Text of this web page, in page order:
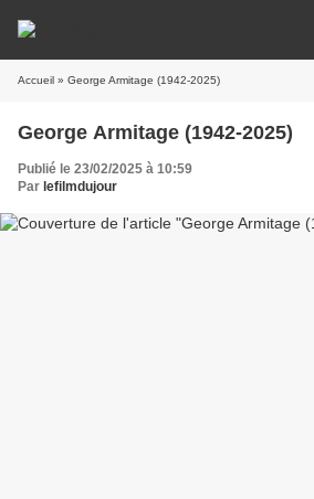
Accueil » George Armitage (1942-2025)
George Armitage (1942-2025)
Publié le 23/02/2025 à 10:59
Par lefilmdujour